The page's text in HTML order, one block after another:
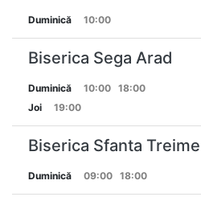
Duminică 10:00
Biserica Sega Arad
Duminică 10:00
18:00
Joi
19:00
Biserica Sfanta
Duminică 09:00 18:00